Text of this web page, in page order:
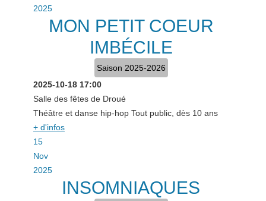
2025
MON PETIT COEUR
IMBÉCILE
Saison 2025-2026
2025-10-18 17:00
Salle des fêtes de Droué
Théâtre et danse hip-hop Tout public, dès 10 ans
+ d'infos
15
Nov
2025
INSOMNIAQUES